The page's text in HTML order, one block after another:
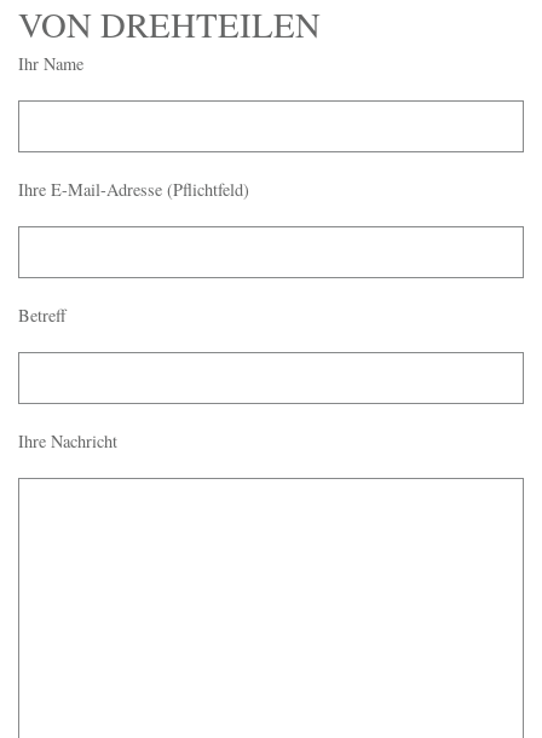
VON DREHTEILEN
Ihr Name
Ihre E-Mail-Adresse (Pflichtfeld)
Betreff
Ihre Nachricht